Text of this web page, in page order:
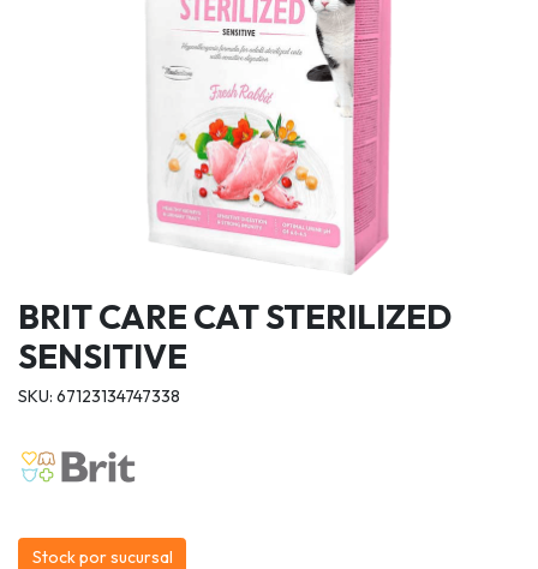
BRIT CARE CAT STERILIZED
SENSITIVE
SKU: 67123134747338
Stock por sucursal